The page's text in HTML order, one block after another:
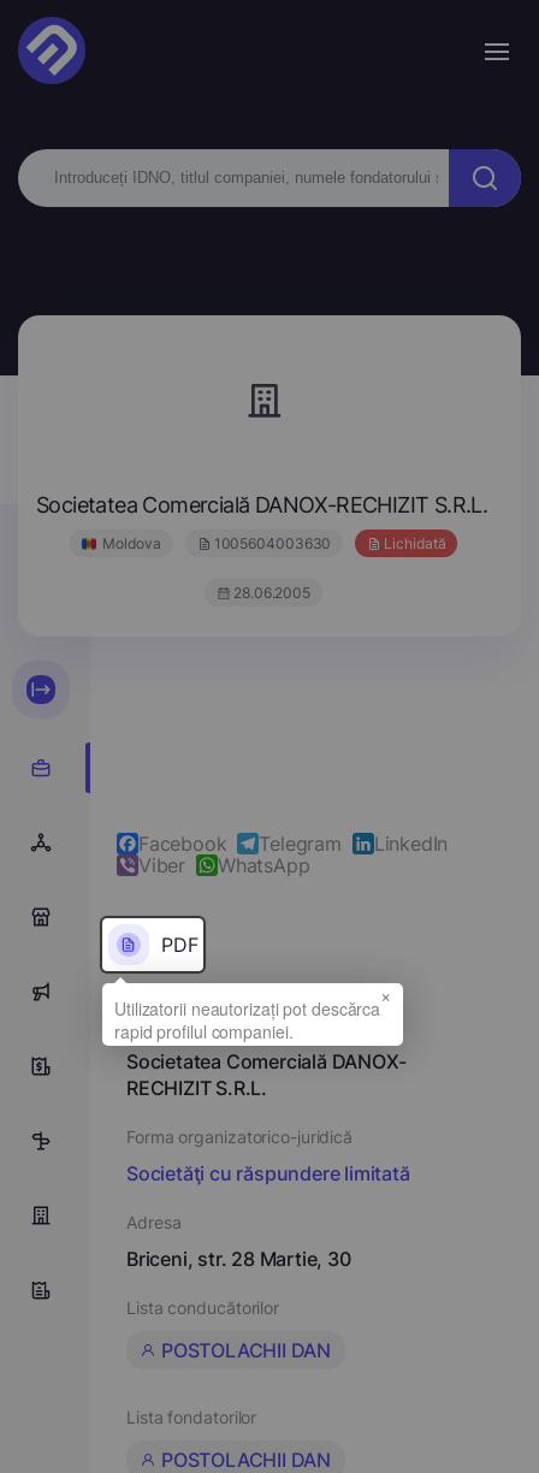
Societatea Comercială DANOX-RECHIZIT S.R.L.
Moldova 1005604003630 Lichidată
28.06.2005
0
13
Facebook Telegram
LinkedIn
Viber
WhatsApp
PDF
Denumirea completă
Societatea Comercială DANOX-
RECHIZIT S.R.L.
Forma organizatorico-juridică
Societăţi cu răspundere limitată
Adresa
Briceni, str. 28 Martie, 30
Lista conducătorilor
POSTOLACHII DAN
Lista fondatorilor
POSTOLACHII DAN
×